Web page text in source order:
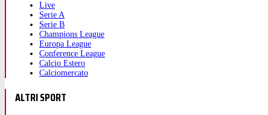
Live
Serie A
Serie B
Champions League
Europa League
Conference League
Calcio Estero
Calciomercato
ALTRI SPORT